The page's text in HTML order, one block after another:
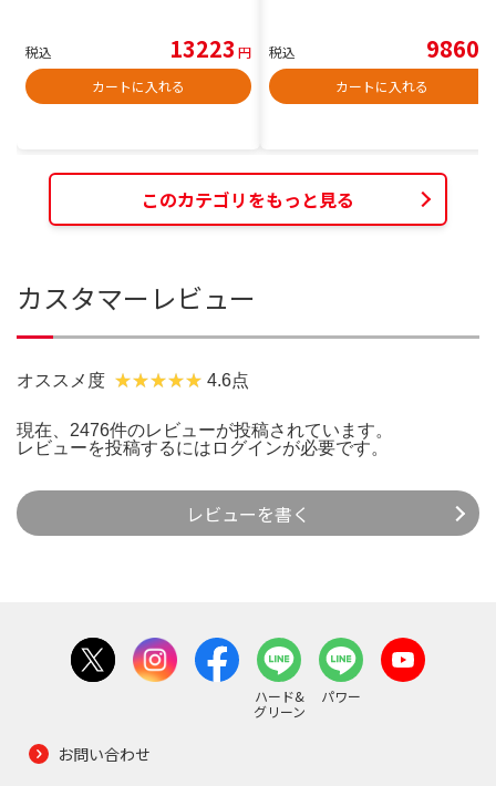
税込 13223 円
カートに入れる
税込 9860
カートに入れる
このカテゴリをもっと見る
カスタマーレビュー
オススメ度 4.6点
現在、2476件のレビューが投稿されています。
レビューを投稿するには ログインが必要です。
レビューを書く
ハード&
グリーン
パワー
お問い合わせ